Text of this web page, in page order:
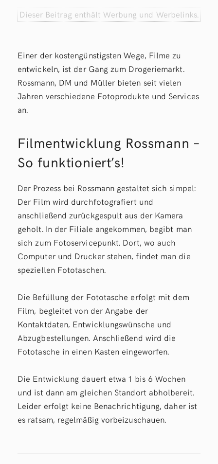
Dieser Beitrag enthält Werbung und Werbelinks.
Einer der kostengünstigsten Wege, Filme zu
entwickeln, ist der Gang zum Drogeriemarkt.
Rossmann, DM und Müller bieten seit vielen
Jahren verschiedene Fotoprodukte und Services
an.
Filmentwicklung Rossmann –
So funktioniert’s!
Der Prozess bei Rossmann gestaltet sich simpel:
Der Film wird durchfotografiert und
anschließend zurückgespult aus der Kamera
geholt. In der Filiale angekommen, begibt man
sich zum Fotoservicepunkt. Dort, wo auch
Computer und Drucker stehen, findet man die
speziellen Fototaschen.
Die Befüllung der Fototasche erfolgt mit dem
Film, begleitet von der Angabe der
Kontaktdaten, Entwicklungswünsche und
Abzugbestellungen. Anschließend wird die
Fototasche in einen Kasten eingeworfen.
Die Entwicklung dauert etwa 1 bis 6 Wochen
und ist dann am gleichen Standort abholbereit.
Leider erfolgt keine Benachrichtigung, daher ist
es ratsam, regelmäßig vorbeizuschauen.